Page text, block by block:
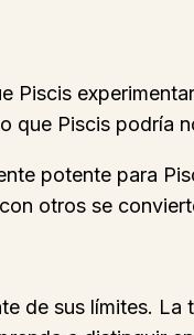
que Piscis podría
potente para
otros se
de sus límites.